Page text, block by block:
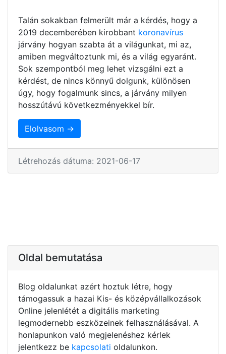
Talán sokakban felmerült már a kérdés, hogy a
2019 decemberében kirobbant koronavírus
járvány hogyan szabta át a világunkat, mi az,
amiben megváltoztunk mi, és a világ egyaránt.
Sok szempontból meg lehet vizsgálni ezt a
kérdést, de nincs könnyű dolgunk, különösen
úgy, hogy fogalmunk sincs, a járvány milyen
hosszútávú következményekkel bír.
Elolvasom →
Létrehozás dátuma: 2021-06-17
Oldal bemutatása
Blog oldalunkat azért hoztuk létre, hogy
támogassuk a hazai Kis- és középvállalkozások
Online jelenlétét a digitális marketing
legmodernebb eszközeinek felhasználásával. A
honlapunkon való megjelenéshez kérlek
jelentkezz be kapcsolati oldalunkon.